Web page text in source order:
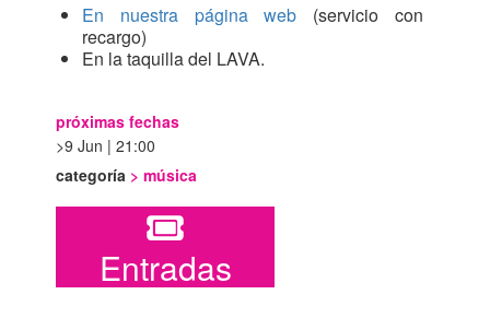
categoría >música
Entradas
próximas fechas
9 Jun | 21:00
En nuestra página web (servicio con
recargo)
En la taquilla del LAVA.